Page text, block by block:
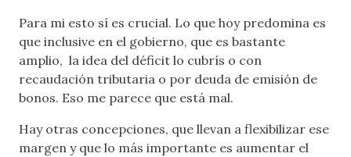
Para mi esto sí es crucial. Lo que hoy predomina es
que inclusive en el gobierno, que es bastante
amplio, la idea del déficit lo cubrís o con
recaudación tributaria o por deuda de emisión de
bonos. Eso me parece que está mal.
Hay otras concepciones, que llevan a flexibilizar ese
margen y que lo más importante es aumentar el